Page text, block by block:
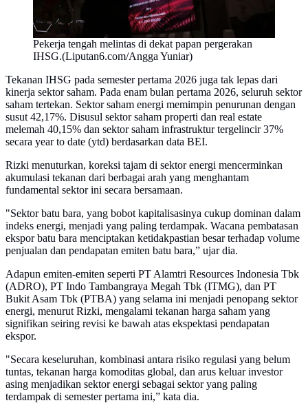
Pekerja tengah melintas di dekat papan pergerakan
IHSG.(Liputan6.com/Angga Yuniar)
Tekanan IHSG pada semester pertama 2026 juga tak lepas dari
kinerja sektor saham. Pada enam bulan pertama 2026, seluruh sektor
saham tertekan. Sektor saham energi memimpin penurunan dengan
susut 42,17%. Disusul sektor saham properti dan real estate
melemah 40,15% dan sektor saham infrastruktur tergelincir 37%
secara year to date (ytd) berdasarkan data BEI.
Rizki menuturkan, koreksi tajam di sektor energi mencerminkan
akumulasi tekanan dari berbagai arah yang menghantam
fundamental sektor ini secara bersamaan.
"Sektor batu bara, yang bobot kapitalisasinya cukup dominan dalam
indeks energi, menjadi yang paling terdampak. Wacana pembatasan
ekspor batu bara menciptakan ketidakpastian besar terhadap volume
penjualan dan pendapatan emiten batu bara,” ujar dia.
Adapun emiten-emiten seperti PT Alamtri Resources Indonesia Tbk
(ADRO), PT Indo Tambangraya Megah Tbk (ITMG), dan PT
Bukit Asam Tbk (PTBA) yang selama ini menjadi penopang sektor
energi, menurut Rizki, mengalami tekanan harga saham yang
signifikan seiring revisi ke bawah atas ekspektasi pendapatan
ekspor.
"Secara keseluruhan, kombinasi antara risiko regulasi yang belum
tuntas, tekanan harga komoditas global, dan arus keluar investor
asing menjadikan sektor energi sebagai sektor yang paling
terdampak di semester pertama ini,” kata dia.